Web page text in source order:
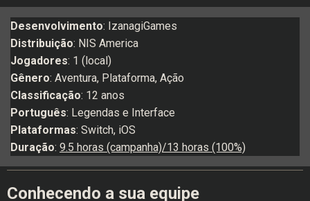
Desenvolvimento: IzanagiGames
Distribuição: NIS America
Jogadores: 1 (local)
Gênero: Aventura, Plataforma, Ação
Classificação: 12 anos
Português: Legendas e Interface
Plataformas: Switch, iOS
Duração: 9.5 horas (campanha)/13 horas (100%)
Conhecendo a sua equipe